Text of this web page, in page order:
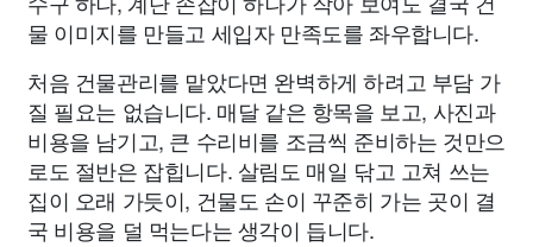
물 이미지를 만들고 세입자 만족도를 좌우합니다.
처음 건물관리를 맡았다면 완벽하게 하려고 부담 가
질 필요는 없습니다. 매달 같은 항목을 보고, 사진과
비용을 남기고, 큰 수리비를 조금씩 준비하는 것만으
로도 절반은 잡힙니다. 살림도 매일 닦고 고쳐 쓰는
집이 오래 가듯이, 건물도 손이 꾸준히 가는 곳이 결
국 비용을 덜 먹는다는 생각이 듭니다.